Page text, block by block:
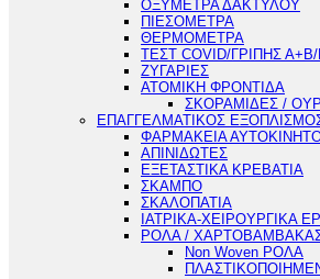
ΟΞΥΜΕΤΡΑ ΔΑΚΤΥΛΟΥ
ΠΙΕΣΟΜΕΤΡΑ
ΘΕΡΜΟΜΕΤΡΑ
ΤΕΣΤ COVID/ΓΡΙΠΗΣ Α+Β/
ΖΥΓΑΡΙΕΣ
ΑΤΟΜΙΚΗ ΦΡΟΝΤΙΔΑ
ΣΚΟΡΑΜΙΔΕΣ /
ΕΠΑΓΓΕΛΜΑΤΙΚΟΣ
ΦΑΡΜΑΚΕΙΑ
ΑΠΙΝΙΔΩΤΕΣ
ΕΞΕΤΑΣΤΙΚΑ ΚΡΕΒΑΤΙΑ
ΣΚΑΜΠΟ
ΣΚΑΛΟΠΑΤΙΑ
ΙΑΤΡΙΚΑ-ΧΕΙΡΟΥΡΓΙΚΑ
ΡΟΛΑ /
Non Woven ΡΟΛΑ